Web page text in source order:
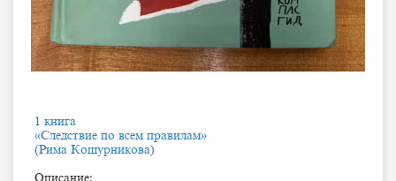
1 книга
«Следствие по всем правилам»
(Рима Кошурникова)
Описание: